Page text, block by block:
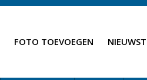
FOTO TOEVOEGEN